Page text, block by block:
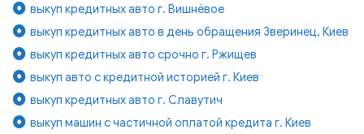
выкуп кредитных авто г. Вишнёвое
выкуп кредитных авто в день обращения Зверинец, Киев
выкуп кредитных авто срочно г. Ржищев
выкуп авто с кредитной историей г. Киев
выкуп кредитных авто г. Славутич
выкуп машин с частичной оплатой кредита г. Киев